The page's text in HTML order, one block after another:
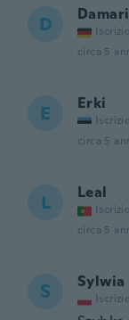
D
circa 5
E Erki
circa 5
L Leal
circa 5
S Sylwia